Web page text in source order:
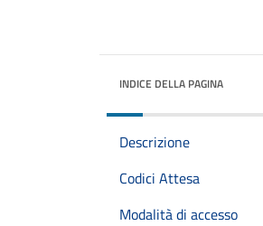
INDICE DELLA PAGINA
Descrizione
Codici Attesa
Modalità di accesso